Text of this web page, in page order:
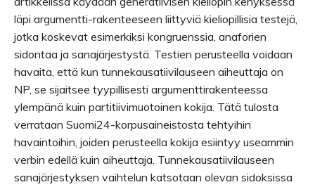
läpi argumentti-rakenteeseen liittyviä kieliopillisia testejä,
jotka koskevat esimerkiksi kongruenssia, anaforien
sidontaa ja sanajärjestystä. Testien perusteella voidaan
havaita, että kun tunnekausatiivilauseen aiheuttaja on
NP, se sijaitsee tyypillisesti argumenttirakenteessa
ylempänä kuin partitiivimuotoinen kokija. Tätä tulosta
verrataan Suomi24-korpusaineistosta tehtyihin
havaintoihin, joiden perusteella kokija esiintyy useammin
verbin edellä kuin aiheuttaja. Tunnekausatiivilauseen
sanajärjestyksen vaihtelun katsotaan olevan sidoksissa